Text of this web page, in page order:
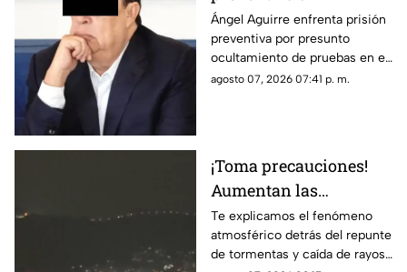
exgobernador Ángel
Aguirre por presunto
ocultamiento de
pruebas en el caso
Ángel Aguirre enfrenta prisión
preventiva por presunto
ocultamiento de pruebas en el
caso de los 43 normalistas de
agosto 07, 2026 07:41 p. m.
¡Toma precauciones!
Aumentan las
tormentas eléctricas y
lluvias intensas en
Acapulco
Te explicamos el fenómeno
atmosférico detrás del repunte
de tormentas y caída de rayos